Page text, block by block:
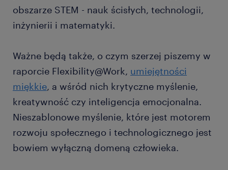
obszarze STEM - nauk ścisłych, technologii,
inżynierii i matematyki.
Ważne będą także, o czym szerzej piszemy w
raporcie Flexibility@Work, umiejętności
miękkie, a wśród nich krytyczne myślenie,
kreatywność czy inteligencja emocjonalna.
Nieszablonowe myślenie, które jest motorem
rozwoju społecznego i technologicznego jest
bowiem wyłączną domeną człowieka.